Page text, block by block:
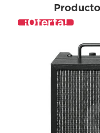
¡Oferta!